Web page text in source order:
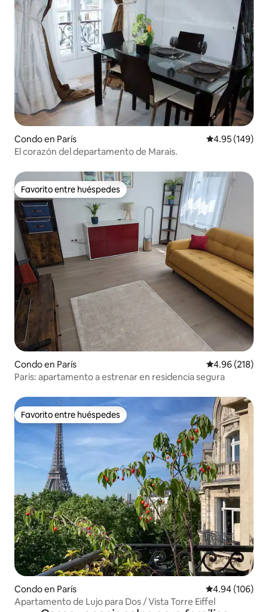
Condo en París Calificación
4.95 (149)
El corazón del departamento de Marais.
Favorito entre huéspedes
Favorito entre huéspedes
Condo en París Calificación
4.96 (218)
París: apartamento a estrenar en residencia segura
Favorito entre huéspedes
Favorito entre huéspedes
Condo en París Calificación
4.94 (106)
Apartamento de Lujo para Dos / Vista Torre Eiffel